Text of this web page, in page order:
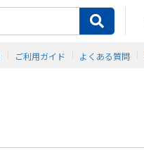
ご利用ガイド よくある質問